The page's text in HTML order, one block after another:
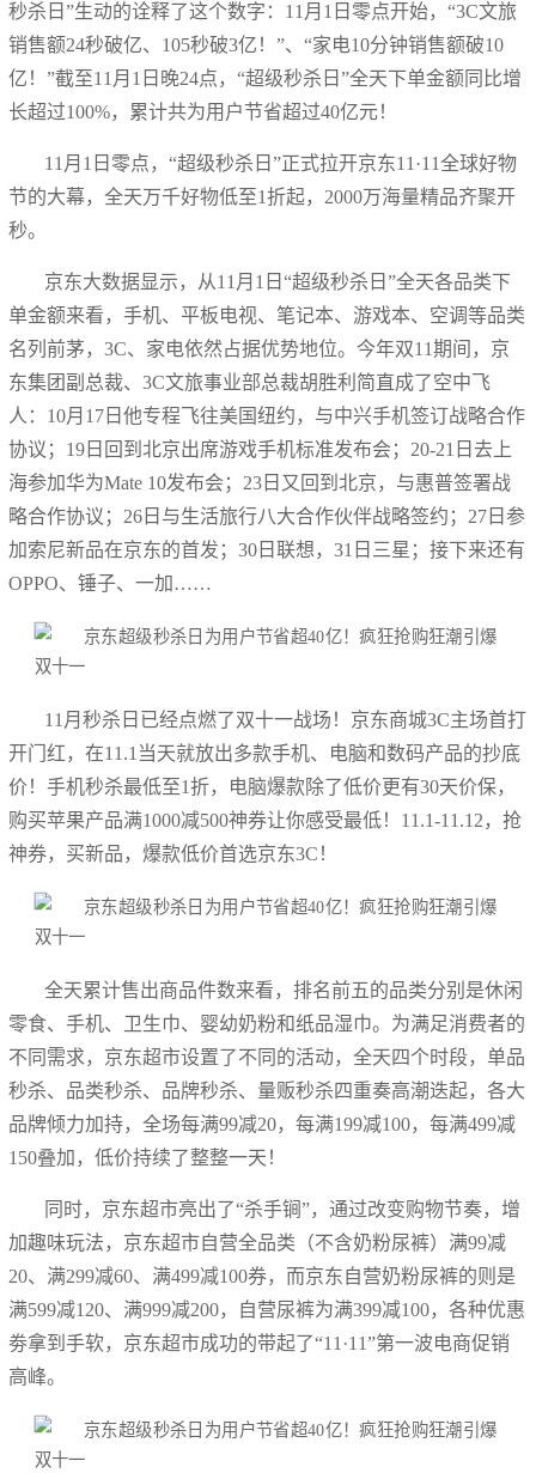
秒杀日”生动的诠释了这个数字：11月1日零点开始，“3C文旅
销售额24秒破亿、105秒破3亿！”、“家电10分钟销售额破10
亿！”截至11月1日晚24点，“超级秒杀日”全天下单金额同比增
长超过100%，累计共为用户节省超过40亿元！
11月1日零点，“超级秒杀日”正式拉开京东11·11全球好物
节的大幕，全天万千好物低至1折起，2000万海量精品齐聚开
秒。
京东大数据显示，从11月1日“超级秒杀日”全天各品类下
单金额来看，手机、平板电视、笔记本、游戏本、空调等品类
名列前茅，3C、家电依然占据优势地位。今年双11期间，京
东集团副总裁、3C文旅事业部总裁胡胜利简直成了空中飞
人：10月17日他专程飞往美国纽约，与中兴手机签订战略合作
协议；19日回到北京出席游戏手机标准发布会；20-21日去上
海参加华为Mate 10发布会；23日又回到北京，与惠普签署战
略合作协议；26日与生活旅行八大合作伙伴战略签约；27日参
加索尼新品在京东的首发；30日联想，31日三星；接下来还有
OPPO、锤子、一加……
11月秒杀日已经点燃了双十一战场！京东商城3C主场首打
开门红，在11.1当天就放出多款手机、电脑和数码产品的抄底
价！手机秒杀最低至1折，电脑爆款除了低价更有30天价保，
购买苹果产品满1000减500神券让你感受最低！11.1-11.12，抢
神券，买新品，爆款低价首选京东3C！
全天累计售出商品件数来看，排名前五的品类分别是休闲
零食、手机、卫生巾、婴幼奶粉和纸品湿巾。为满足消费者的
不同需求，京东超市设置了不同的活动，全天四个时段，单品
秒杀、品类秒杀、品牌秒杀、量贩秒杀四重奏高潮迭起，各大
品牌倾力加持，全场每满99减20，每满199减100，每满499减
150叠加，低价持续了整整一天！
同时，京东超市亮出了“杀手锏”，通过改变购物节奏，增
加趣味玩法，京东超市自营全品类（不含奶粉尿裤）满99减
20、满299减60、满499减100券，而京东自营奶粉尿裤的则是
满599减120、满999减200，自营尿裤为满399减100，各种优惠
劵拿到手软，京东超市成功的带起了“11·11”第一波电商促销
高峰。